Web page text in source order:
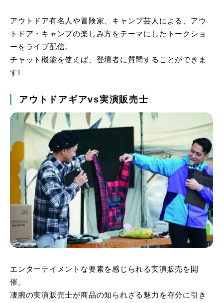
アウトドア有名人や冒険家、キャンプ芸人による、アウ
トドア・キャンプの楽しみ方をテーマにしたトークショ
ーをライブ配信。
チャット機能を使えば、登壇者に質問することができま
す!
アウトドアギアvs実演販売士
エンターテイメントな要素を感じられる実演販売を開
催。
凄腕の実演販売士が商品の知られざる魅力を存分に引き